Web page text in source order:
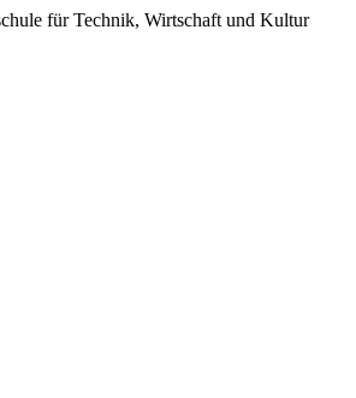
für Technik, Wirtschaft und Kultur